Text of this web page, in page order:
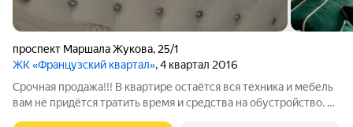
проспект Маршала Жукова, 25/1
ЖК «Французский квартал», 4 квартал 2016
Срочная продажа!!! В квартире остаётся вся техника и мебель
вам не придётся тратить время и средства на обустройство. В